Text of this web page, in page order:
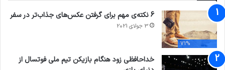
71%
6 نکته‌ی مهم برای گرفتن عکس‌های جذاب‌تر در سفر
3 جولای 2021
خداحافظی زود هنگام بازیکن تیم ملی فوتسال از